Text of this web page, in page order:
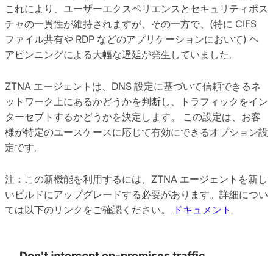
これにより、ユーザーエクスペリエンスとセキュリティポス
チャの一貫性が維持されますが、その一方で、(特に CIFS
ファイル共有や RDP などのアプリケーションにおいて) ヘ
アピンニングによる大幅な遅延が発生していました。
ZTNA エージェントは、DNS 設定に基づいて信頼できるネ
ットワーク上にあるかどうかを判断し、トラフィックをイン
ターセプトするかどうかを決定します。 この設定は、お客
様が特定のユースケースに応じて有効にできるオプション設
定です。
注：この新機能を利用するには、ZTNA エージェントを新し
いビルドにアップグレードする必要があります。詳細につい
ては以下のリンクをご確認ください。
ドキュメント